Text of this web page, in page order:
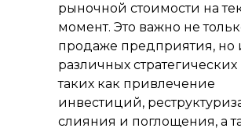
рыночной стоимости на
момент. Это важно не
продаже предприятия, но
различных
таких как привлечение
инвестиций,
слияния и поглощения, а